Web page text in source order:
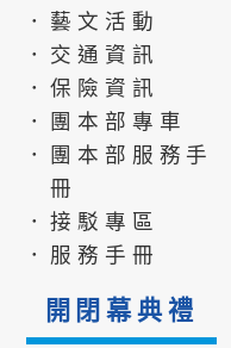
．藝文活動
．交通資訊
．保險資訊
．團本部專車
．團本部服務手
冊
．接駁專區
．服務手冊
開閉幕典禮